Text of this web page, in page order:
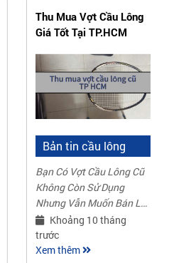
Thu Mua Vợt Cầu Lông
Giá Tốt Tại TP.HCM
Bản tin cầu lông
Bạn Có Vợt Cầu Lông Cũ
Không Còn Sử Dụng
Nhưng Vẫn Muốn Bán Lại
Với Giá Tốt, Uy Tín Và
Nhanh Chóng? Hãy Đến
Với Siêu Thị Cầu Lông –
Khoảng 10 tháng
trước
Xem thêm